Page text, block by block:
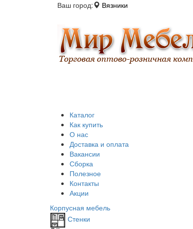
Ваш город: Вязники
Каталог
Как купить
О нас
Доставка и оплата
Вакансии
Сборка
Полезное
Контакты
Акции
Корпусная мебель
Стенки